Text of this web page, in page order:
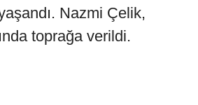
Nazmi Çelik,
toprağa verildi.